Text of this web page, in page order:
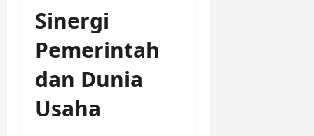
Sinergi
Pemerintah
dan Dunia
Usaha